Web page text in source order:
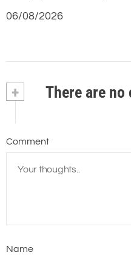
06/08/2026
+ There are no
Comment
Name